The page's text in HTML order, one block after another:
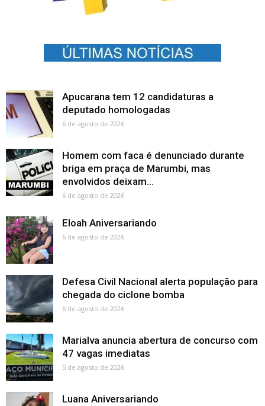
Apucarana tem 12 candidaturas a
deputado homologadas
6 de agosto de 2026
Homem com faca é denunciado durante
briga em praça de Marumbi, mas
envolvidos deixam...
6 de agosto de 2026
Eloah Aniversariando
6 de agosto de 2026
Defesa Civil Nacional alerta população para
chegada do ciclone bomba
6 de agosto de 2026
Marialva anuncia abertura de concurso com
47 vagas imediatas
5 de agosto de 2026
Luana Aniversariando